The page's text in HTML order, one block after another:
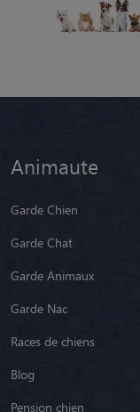
Animaute
Garde Chien
Garde Chat
Garde Animaux
Garde Nac
Races de chiens
Blog
Pension chien